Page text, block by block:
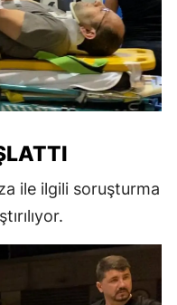
ile ilgili soruşturma